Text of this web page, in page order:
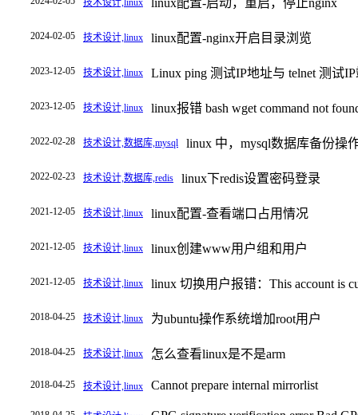
2024-02-05 技术设计,linux linux配置-nginx开启目录浏览
2023-12-05 技术设计,linux Linux ping 测试IP地址与 telnet 测试IP
2023-12-05 技术设计,linux linux报错 bash wget command not
2022-02-28 技术设计,数据库,mysql linux 中，mysql数据库备份操
2022-02-23 技术设计,数据库,redis linux下redis设置密码登录
2021-12-05 技术设计,linux linux配置-查看端口占用情况
2021-12-05 技术设计,linux linux创建www用户组和用户
2021-12-05 技术设计,linux linux 切换用户报错：This account is
2018-04-25 技术设计,linux 为ubuntu操作系统增加root用户
2018-04-25 技术设计,linux 怎么查看linux是不是arm
2018-04-25 技术设计,linux Cannot prepare internal mirrorlist